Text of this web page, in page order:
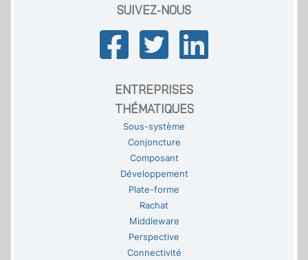
SUIVEZ-NOUS
ENTREPRISES
THÉMATIQUES
Sous-système
Conjoncture
Composant
Développement
Plate-forme
Rachat
Middleware
Perspective
Connectivité